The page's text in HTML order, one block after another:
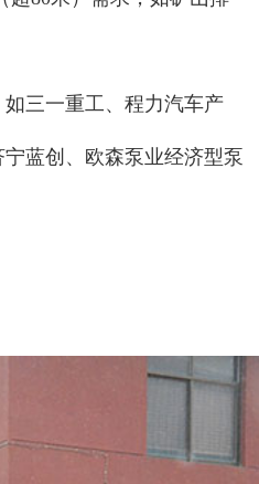
如三一重工、程力汽车产
蓝创、欧森泵业经济型泵